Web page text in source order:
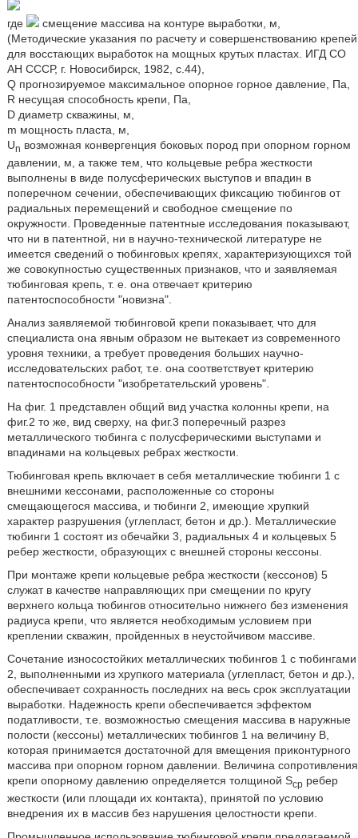
где
смещение массива на контуре выработки, м,
(Методические указания по расчету и совершенствованию крепей
для восстающих выработок на мощных крутых пластах. ИГД СО
АН СССР, г. Новосибирск, 1982, с.44),
Q прогнозируемое максимальное опорное горное давление, Па,
R несущая способность крепи, Па,
D диаметр скважины, м,
m мощность пласта, м,
Un возможная конвергенция боковых пород при опорном горном
давлении, м, а также тем, что кольцевые ребра жесткости
выполнены в виде полусферических выступов и впадин в
поперечном сечении, обеспечивающих фиксацию тюбингов от
радиальных перемещений и свободное смещение по
окружности. Проведенные патентные исследования показывают,
что ни в патентной, ни в научно-технической литературе не
имеется сведений о тюбинговых крепях, характеризующихся той
же совокупностью существенных признаков, что и заявляемая
тюбинговая крепь, т. е. она отвечает критерию
патентоспособности "новизна".
Анализ заявляемой тюбинговой крепи показывает, что для
специалиста она явным образом не вытекает из современного
уровня техники, а требует проведения больших научно-
исследовательских работ, т.е. она соответствует критерию
патентоспособности "изобретательский уровень".
На фиг. 1 представлен общий вид участка колонны крепи, на
фиг.2 то же, вид сверху, на фиг.3 поперечный разрез
металлического тюбинга с полусферическими выступами и
впадинами на кольцевых ребрах жесткости.
Тюбинговая крепь включает в себя металлические тюбинги 1 с
внешними кессонами, расположенные со стороны
смещающегося массива, и тюбинги 2, имеющие хрупкий
характер разрушения (углепласт, бетон и др.). Металлические
тюбинги 1 состоят из обечайки 3, радиальных 4 и кольцевых 5
ребер жесткости, образующих с внешней стороны кессоны.
При монтаже крепи кольцевые ребра жесткости (кессонов) 5
служат в качестве направляющих при смещении по кругу
верхнего кольца тюбингов относительно нижнего без изменения
радиуса крепи, что является необходимым условием при
креплении скважин, пройденных в неустойчивом массиве.
Сочетание износостойких металлических тюбингов 1 с тюбингами
2, выполненными из хрупкого материала (углепласт, бетон и др.),
обеспечивает сохранность последних на весь срок эксплуатации
выработки. Надежность крепи обеспечивается эффектом
податливости, т.е. возможностью смещения массива в наружные
полости (кессоны) металлических тюбингов 1 на величину В,
которая принимается достаточной для вмещения приконтурного
массива при опорном горном давлении. Величина сопротивления
крепи опорному давлению определяется толщиной Sср ребер
жесткости (или площади их контакта), принятой по условию
внедрения их в массив без нарушения целостности крепи.